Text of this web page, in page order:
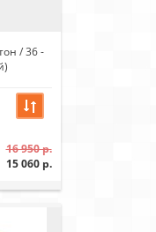
/ 36 -
16 950 р.
15 060 р.